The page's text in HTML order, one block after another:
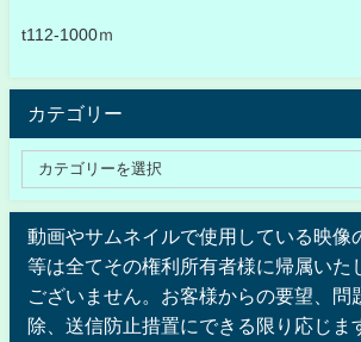
t112-1000ｍ
カテゴリー
動画やサムネイルで使用している映像
等は全てその権利所有者様に帰属いた
ございません。お客様からの要望、問
除、送信防止措置にできる限り応じま